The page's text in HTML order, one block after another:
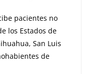
pacientes no
los Estados de
San Luis
de